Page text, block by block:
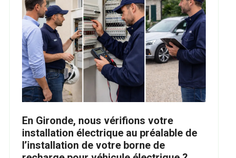
En Gironde, nous vérifions votre
installation électrique au préalable de
l’installation de votre borne de